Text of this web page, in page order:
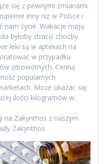
się z pewnymi zmianami.
inny niż w Polsce i
nam życie. Wakacje mają
byłoby stracić choćby
leki są w aptekach na
w przypadku
zdrowotnych. Cenną
popularnych
Może okazac się
ilości kilogramów w
na Zakynthos z naszym
Zakynthos.